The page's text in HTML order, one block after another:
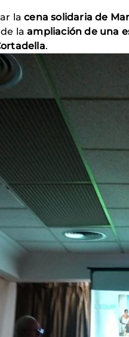
lacena solidaria de
de laampliación de una
.